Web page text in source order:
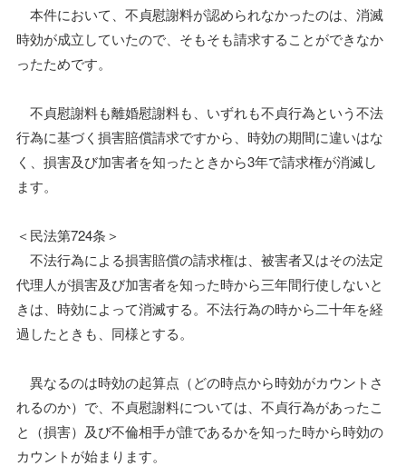
本件において、不貞慰謝料が認められなかったのは、消滅
時効が成立していたので、そもそも請求することができなか
ったためです。
不貞慰謝料も離婚慰謝料も、いずれも不貞行為という不法
行為に基づく損害賠償請求ですから、時効の期間に違いはな
く、損害及び加害者を知ったときから3年で請求権が消滅し
ます。
＜民法第724条＞
不法行為による損害賠償の請求権は、被害者又はその法定
代理人が損害及び加害者を知った時から三年間行使しないと
きは、時効によって消滅する。不法行為の時から二十年を経
過したときも、同様とする。
異なるのは時効の起算点（どの時点から時効がカウントさ
れるのか）で、不貞慰謝料については、不貞行為があったこ
と（損害）及び不倫相手が誰であるかを知った時から時効の
カウントが始まります。